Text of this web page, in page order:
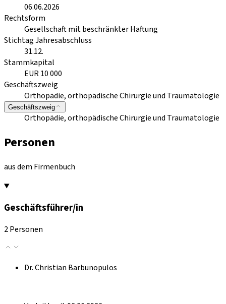
06.06.2026
Rechtsform
Gesellschaft mit beschränkter Haftung
Stichtag Jahresabschluss
31.12.
Stammkapital
EUR 10 000
Geschäftszweig
Orthopädie, orthopädische Chirurgie und Traumatologie
Geschäftszweig
Orthopädie, orthopädische Chirurgie und Traumatologie
Personen
aus dem Firmenbuch
Geschäftsführer/in
2 Personen
Dr. Christian Barbunopulos